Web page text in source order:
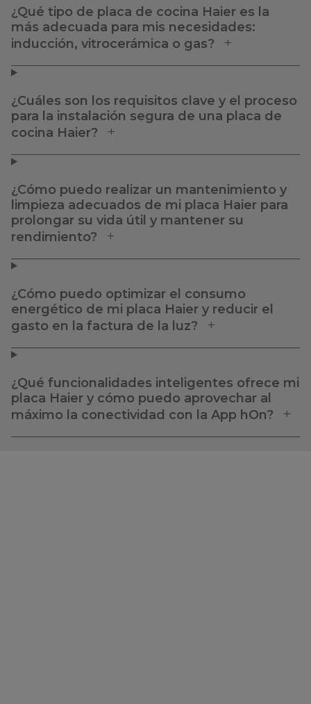
¿Qué tipo de placa de cocina Haier es la
más adecuada para mis necesidades:
inducción, vitrocerámica o gas?
¿Cuáles son los requisitos clave y el proceso
para la instalación segura de una placa de
cocina Haier?
¿Cómo puedo realizar un mantenimiento y
limpieza adecuados de mi placa Haier para
prolongar su vida útil y mantener su
rendimiento?
¿Cómo puedo optimizar el consumo
energético de mi placa Haier y reducir el
gasto en la factura de la luz?
¿Qué funcionalidades inteligentes ofrece mi
placa Haier y cómo puedo aprovechar al
máximo la conectividad con la App hOn?